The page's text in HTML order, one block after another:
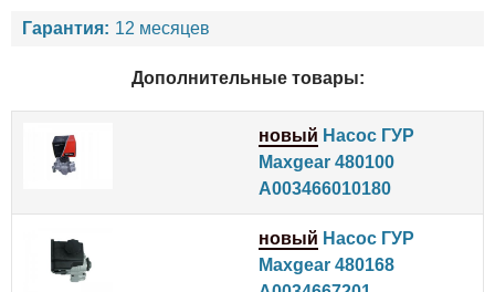
Гарантия: 12 месяцев
Дополнительные товары:
новый Насос ГУР
Maxgear 480100
A003466010180
новый Насос ГУР
Maxgear 480168